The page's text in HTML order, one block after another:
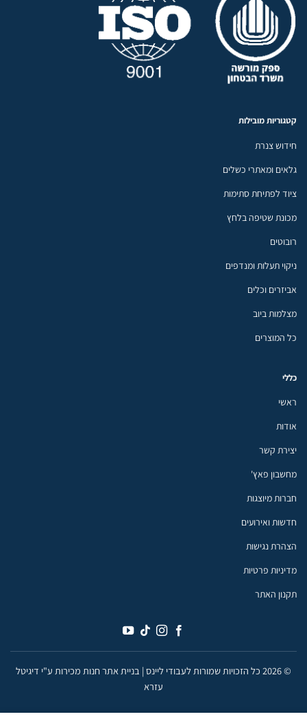
קטגוריות מובילות
חידוש צנרת
גלאים ומאתרי כשלים
ציוד לפתיחת סתימות
מכונת שטיפה בלחץ
רובוטים
ניקוי תעלות ומנדפים
אביזרים וכלים
מצלמות ביוב
כל המוצרים
כללי
ראשי
אודות
יצירת קשר
מחשבון פאץ'
חברות מיוצגות
חדשות ואירועים
הצהרת נגישות
מדיניות פרטיות
תקנון האתר
© 2026 כל הזכויות שמורות לעבודי ליינס |
בניית אתר חנות מכירות ע"י דיגיטל
עזרא